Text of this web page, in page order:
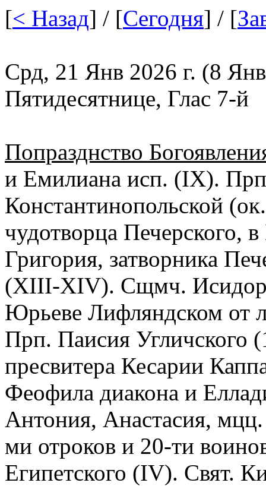
[< Назад] / [Сегодня] / [
Срд, 21 Янв 2026 г. (8
Пятидесятнице, Глас 7-й
Попразднство
и Емилиана исп. (IX).
Константинопольской
чудотворца Печерского,
Григория, затворника
(XIII-XIV). Сщмч.
Юрьеве Лифляндском от
Прп. Паисия Угличского
пресвитера Кесарии
Феофила диакона и
Антония, Анастасия,
ми отроков и 20-ти
Египетского (IV). Свят.